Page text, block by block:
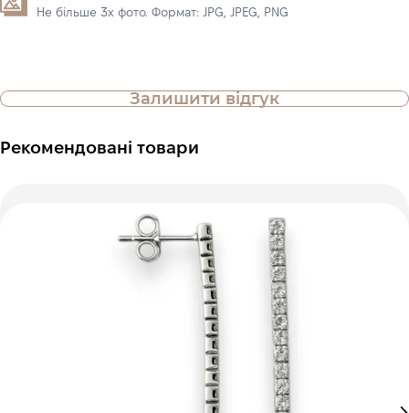
Не більше 3х фото. Формат: JPG, JPEG, PNG
Залишити відгук
Рекомендовані товари